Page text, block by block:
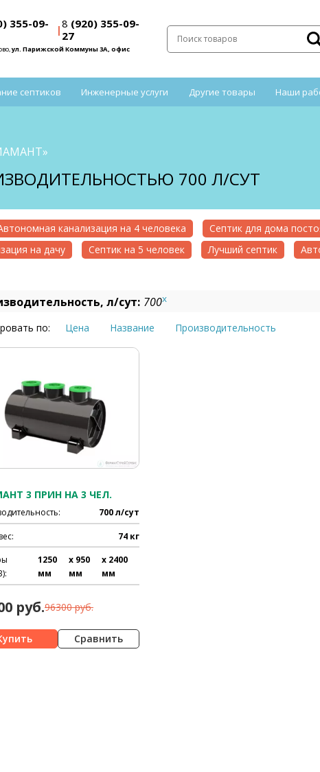
355-09-
|8 (920) 355-09-
27
ул. Парижской Коммуны 3А, офис
септиков Инженерные услуги Другие товары Наши
700 Л/СУТ
канализация на 4 человека
Септик для дома
на дачу Септик на 5 человек Лучший септик
л/сут: 700x
по: Цена Название Производительность
3 ПРИН НА 3 ЧЕЛ.
700 л/сут
74 кг
1250
мм
x 950
мм
x 2400
мм
руб.96300 руб.
Сравнить